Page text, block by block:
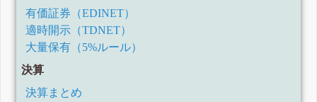
有価証券（EDINET）
適時開示（TDNET）
大量保有（5%ルール）
決算
決算まとめ